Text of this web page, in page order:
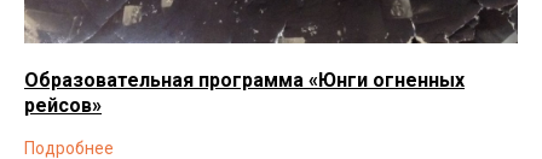
Образовательная программа «Юнги огненных
рейсов»
Подробнее